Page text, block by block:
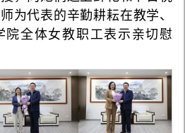
为代表的辛勤耕耘在教学、
院全体女教职工表示亲切慰